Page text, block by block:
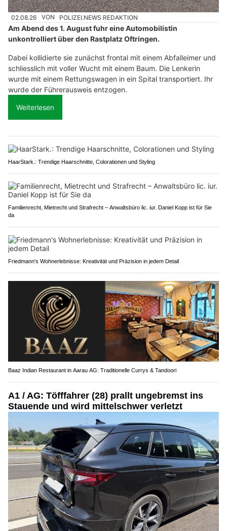
02.08.26 VON POLIZEI.NEWS REDAKTION
Am Abend des 1. August fuhr eine Automobilistin
unkontrolliert über den Rastplatz Oftringen.
Dabei kollidierte sie zunächst frontal mit einem Abfalleimer und
schliesslich mit voller Wucht mit einem Baum. Die Lenkerin
wurde mit einem Rettungswagen in ein Spital transportiert. Ihr
wurde der Führerausweis entzogen.
Weiterlesen
HaarStark.: Trendige Haarschnitte, Colorationen und Styling
Familienrecht, Mietrecht und Strafrecht – Anwaltsbüro lic. iur. Daniel Kopp ist für Sie
da
Friedmann's Wohnerlebnisse: Kreativität und Präzision in jedem Detail
Baaz Indian Restaurant in Aarau AG: Traditionelle Currys & Tandoori
A1 / AG: Töfffahrer (28) prallt ungebremst ins
Stauende und wird mittelschwer verletzt